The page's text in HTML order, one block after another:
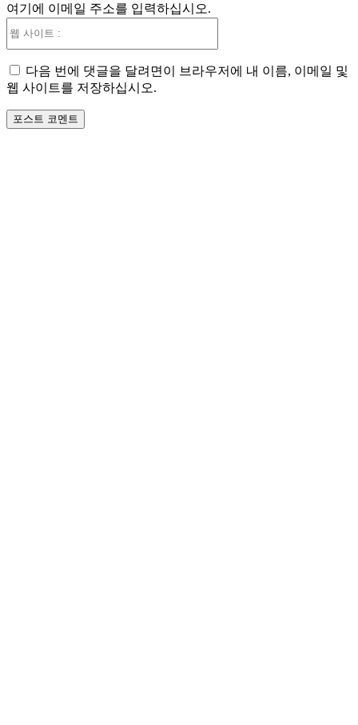
여기에 이메일 주소를 입력하십시오.
트
다음 번에 댓글을 달려면이 브라우저에 내 이름, 이메일 및
웹 사이트를 저장하십시오.